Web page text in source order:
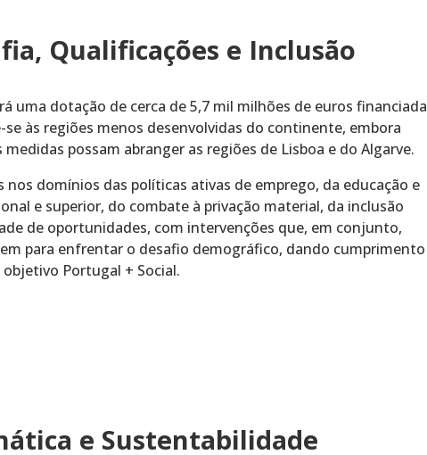
Qualificações e Inclusão
uma dotação de cerca de 5,7 mil milhões de euros financiada
se às regiões menos desenvolvidas do continente, embora
medidas possam abranger as regiões de Lisboa e do Algarve.
nos domínios das políticas ativas de emprego, da educação e
e superior, do combate à privação material, da inclusão
de oportunidades, com intervenções que, em conjunto,
para enfrentar o desafio demográfico, dando cumprimento
Portugal + Social.
e Sustentabilidade